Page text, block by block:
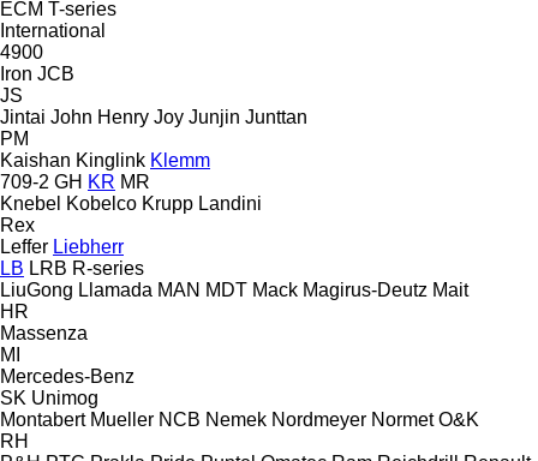
ECM T-series
International
4900
Iron JCB
JS
Jintai John Henry Joy Junjin Junttan
PM
Kaishan Kinglink Klemm
709-2 GH KR MR
Knebel Kobelco Krupp Landini
Rex
Leffer Liebherr
LB LRB R-series
LiuGong Llamada MAN MDT Mack Magirus-Deutz Mait
HR
Massenza
MI
Mercedes-Benz
SK Unimog
Montabert Mueller NCB Nemek Nordmeyer Normet O&K
RH